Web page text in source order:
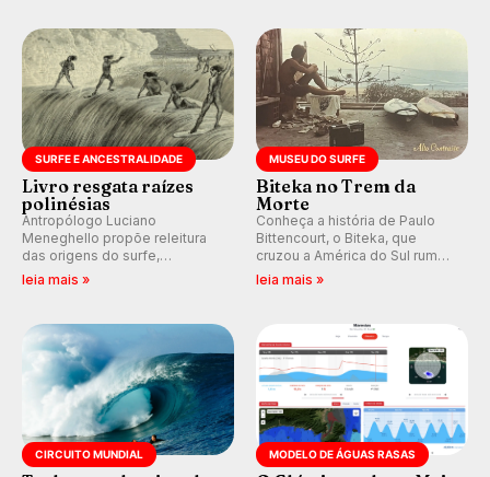
km/h em Itanhaém.
SURFE E ANCESTRALIDADE
Livro resgata raízes
polinésias
Antropólogo Luciano
Meneghello propõe releitura
das origens do surfe,
resgatando a cultura polinésia
prática em esporte e indústria.
leia mais »
MUSEU DO SURFE
Biteka no Trem da
Morte
Conheça a história de Paulo
Bittencourt, o Biteka, que
cruzou a América do Sul rumo
ao Pacífico em uma jornada
leia mais »
CIRCUITO MUNDIAL MODELO DE ÁGUAS RASAS